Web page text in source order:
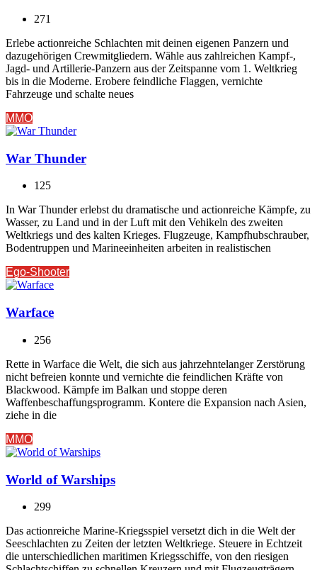
271
Erlebe actionreiche Schlachten mit deinen eigenen Panzern und
dazugehörigen Crewmitgliedern. Wähle aus zahlreichen Kampf-,
Jagd- und Artillerie-Panzern aus der Zeitspanne vom 1. Weltkrieg
bis in die Moderne. Erobere feindliche Flaggen, vernichte
Fahrzeuge und schalte neues
MMO
War Thunder
125
In War Thunder erlebst du dramatische und actionreiche Kämpfe, zu
Wasser, zu Land und in der Luft mit den Vehikeln des zweiten
Weltkriegs und des kalten Krieges. Flugzeuge, Kampfhubschrauber,
Bodentruppen und Marineeinheiten arbeiten in realistischen
Ego-Shooter
Warface
256
Rette in Warface die Welt, die sich aus jahrzehntelanger Zerstörung
nicht befreien konnte und vernichte die feindlichen Kräfte von
Blackwood. Kämpfe im Balkan und stoppe deren
Waffenbeschaffungsprogramm. Kontere die Expansion nach Asien,
ziehe in die
MMO
World of Warships
299
Das actionreiche Marine-Kriegsspiel versetzt dich in die Welt der
Seeschlachten zu Zeiten der letzten Weltkriege. Steuere in Echtzeit
die unterschiedlichen maritimen Kriegsschiffe, von den riesigen